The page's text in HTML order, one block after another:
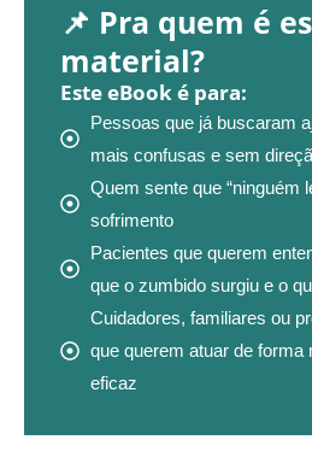
📌 Pra quem é
material?
Este eBook é para:
Pessoas que já buscaram
mais confusas e sem
Quem sente que “ninguém
sofrimento
Pacientes que querem
que o zumbido surgiu e o
Cuidadores, familiares ou
que querem atuar de forma
eficaz